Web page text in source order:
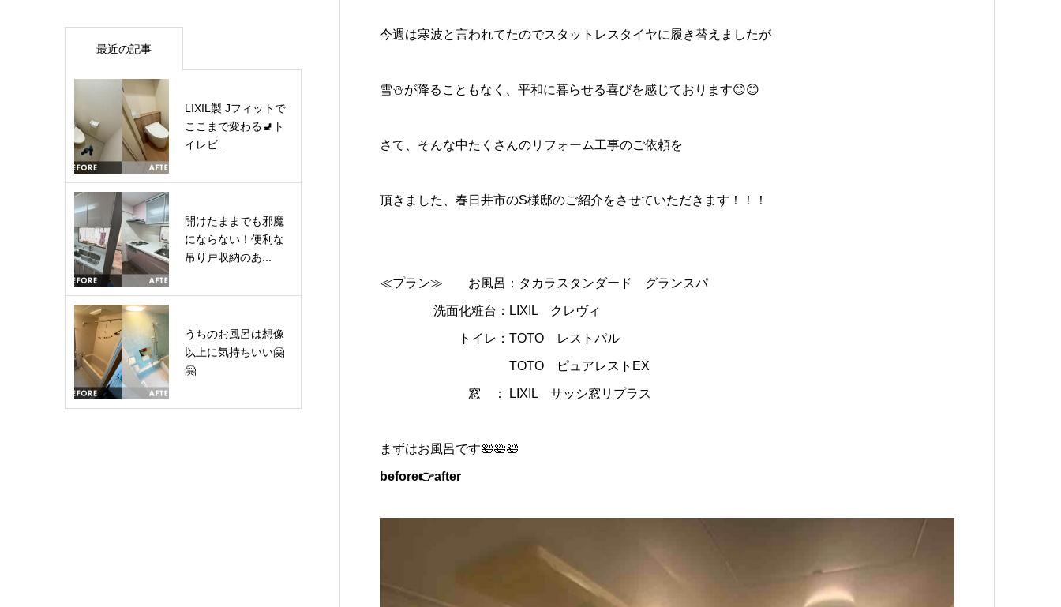
今週は寒波と言われてたのでスタットレスタイヤに履き替えましたが
雪⛄が降ることもなく、平和に暮らせる喜びを感じております😊😊
さて、そんな中たくさんのリフォーム工事のご依頼を
頂きました、春日井市のS様邸のご紹介をさせていただきます！！！
≪プラン≫ お風呂：タカラスタンダード グランスパ
洗面化粧台：LIXIL クレヴィ
トイレ：TOTO レストパル
TOTO ピュアレストEX
窓 ： LIXIL サッシ窓リプラス
まずはお風呂です🛀🛀🛀
before👉after
最近の記事
LIXIL製 Jフィットで
ここまで変わる🚽ト
イレビ...
開けたままでも邪魔
にならない！便利な
吊り戸収納のあ...
うちのお風呂は想像
以上に気持ちいい🤗
🤗